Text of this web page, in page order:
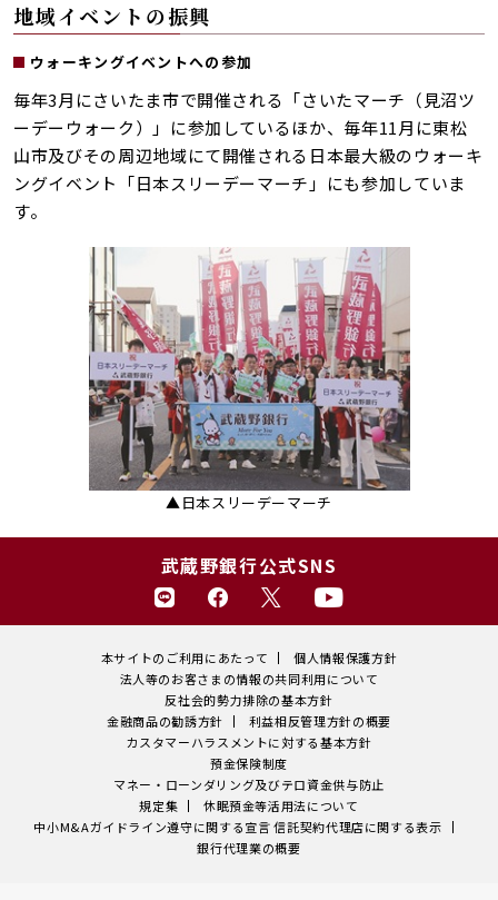
地域イベントの振興
ウォーキングイベントへの参加
毎年3月にさいたま市で開催される「さいたマーチ（見沼ツ
ーデーウォーク）」に参加しているほか、毎年11月に東松
山市及びその周辺地域にて開催される日本最大級のウォーキ
ングイベント「日本スリーデーマーチ」にも参加していま
す。
▲日本スリーデーマーチ
武蔵野銀行公式SNS
本サイトのご利用にあたって
個人情報保護方針
法人等のお客さまの情報の共同利用について
反社会的勢力排除の基本方針
金融商品の勧誘方針
利益相反管理方針の概要
カスタマーハラスメントに対する基本方針
預金保険制度
マネー・ローンダリング及びテロ資金供与防止
規定集
休眠預金等活用法について
中小M&Aガイドライン遵守に関する宣言 信託契約代理店に関する表示
銀行代理業の概要